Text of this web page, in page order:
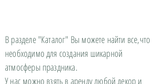
В разделе "Каталог" Вы можете найти все,что
необходимо для создания шикарной
атмосферы праздника.
У нас можно взять в аренду любой декор и